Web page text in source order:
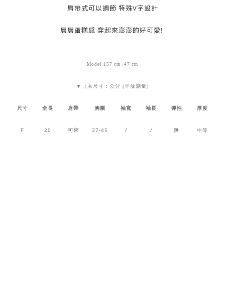
肩帶式可以調節 特殊V字設計
層層蛋糕感 穿起來澎澎的好可愛!
Model 157 cm /47 cm
▼ 上衣 尺寸：公分 (平放測量)
尺寸 全長 肩帶 胸圍 袖寬 袖長 彈性 厚度
F 20 可綁 37-45 / / 無 中等